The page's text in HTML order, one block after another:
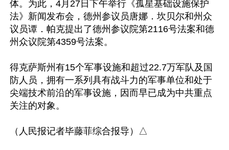
体。为此，4月27日下午举行《孤星基础设施保护
法》新闻发布会，德州参议员唐娜．坎贝尔和州众
议员谭．帕克提出了德州参议院第2116号法案和德
州众议院第4359号法案。
得克萨斯州有15个军事设施和超过22.7万军队及国
防人员，拥有一系列具有战斗力的军事单位和处于
尖端技术前沿的军事设施，因而早已成为中共重点
关注的对象。